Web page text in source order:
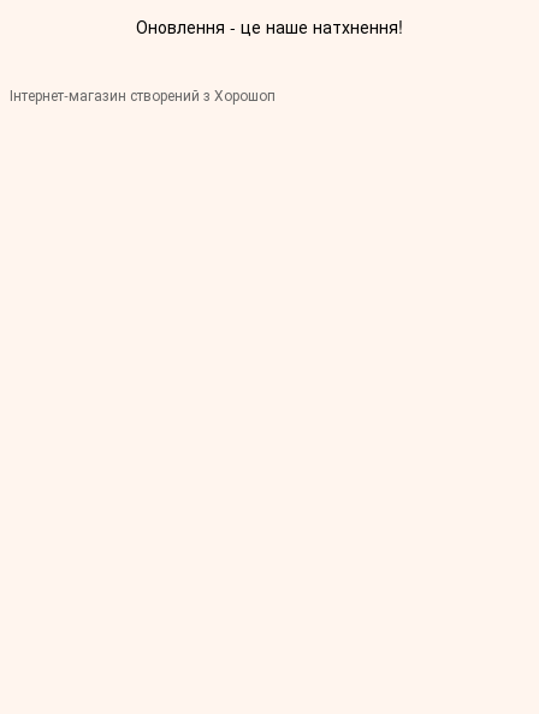
Оновлення - це наше натхнення!
Інтернет-магазин створений з Хорошоп